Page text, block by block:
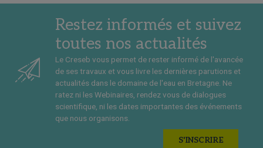
Restez informés et suivez
toutes nos actualités
Le Creseb vous permet de rester informé de l'avancée
de ses travaux et vous livre les dernières parutions et
actualités dans le domaine de l'eau en Bretagne. Ne
ratez ni les Webinaires, rendez vous de dialogues
scientifique, ni les dates importantes des événements
que nous organisons.
S'INSCRIRE